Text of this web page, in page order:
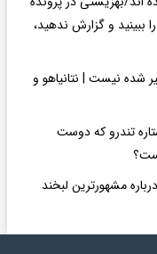
و گزارش ندهید،
شده نیست | نتانیاهو و
تندرو که دوست
مشهورترین لبخند